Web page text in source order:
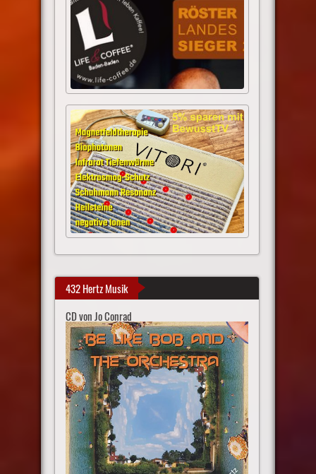
432 Hertz Musik
CD von Jo Conrad